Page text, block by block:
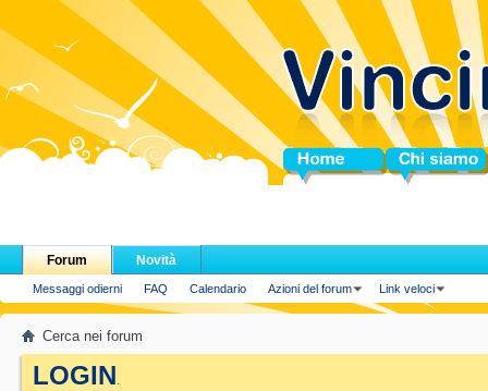
Home Chi siamo
Forum
Messaggi odierni FAQ Calendario Azioni del forum Link veloci
Novità
Cerca nei forum
LOGIN.